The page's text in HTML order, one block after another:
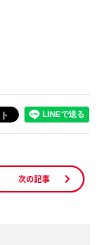
次の記事